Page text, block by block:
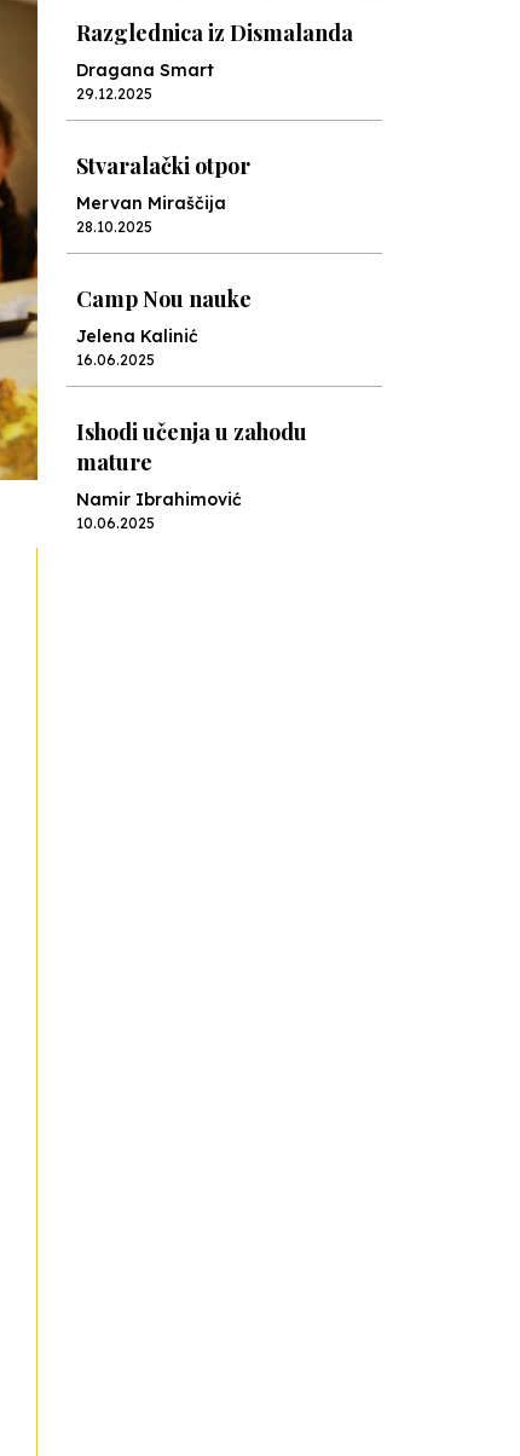
Razglednica iz Dismalanda
Dragana Smart
29.12.2025
Stvaralački otpor
Mervan Miraščija
28.10.2025
Camp Nou nauke
Jelena Kalinić
16.06.2025
Ishodi učenja u zahodu
mature
Namir Ibrahimović
10.06.2025